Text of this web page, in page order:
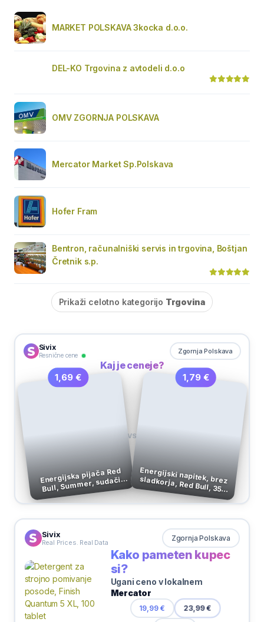
MARKET POLSKAVA 3kocka d.o.o.
DEL-KO Trgovina z avtodeli d.o.o
OMV ZGORNJA POLSKAVA
Mercator Market Sp.Polskava
Hofer Fram
Bentron, računalniški servis in trgovina, Boštjan
Čretnik s.p.
Prikaži celotno kategorijo Trgovina
Sivix
Resnične cene
Zgornja Polskava
Kaj je ceneje?
1,69 €
Energijska pijača Red
Bull, Summer, sudači
limeta, 250 ml
VS
1,79 €
Energijski napitek, brez
sladkorja, Red Bull, 355
ml
Sivix
Real Prices. Real Data Zgornja Polskava
Kako pameten kupec
si?
Ugani ceno v lokalnem
Mercator
19,99 € 23,99 €